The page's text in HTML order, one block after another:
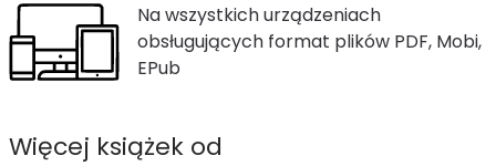
Na wszystkich urządzeniach
obsługujących format plików PDF, Mobi,
EPub
Więcej książek od